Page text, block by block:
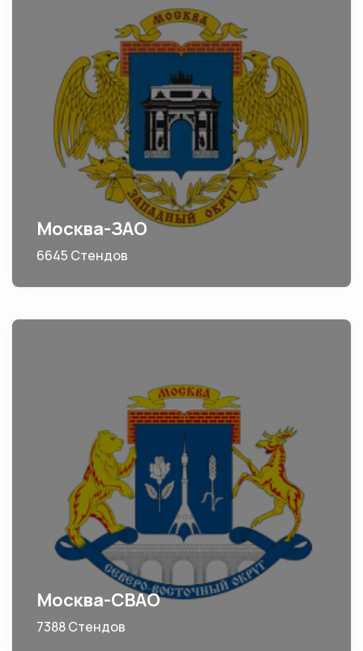
Москва-ЗАО
6645 Стендов
Москва-СВАО
7388 Стендов